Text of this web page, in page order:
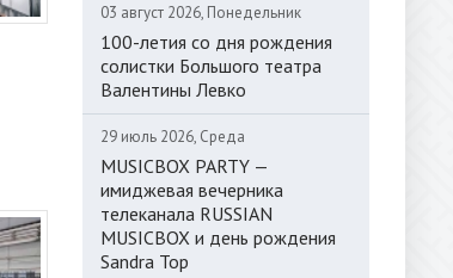
03 август 2026, Понедельник
100-летия со дня рождения
солистки Большого театра
Валентины Левко
29 июль 2026, Среда
MUSICBOX PARTY —
имиджевая вечерника
телеканала RUSSIAN
MUSICBOX и день рождения
Sandra Top